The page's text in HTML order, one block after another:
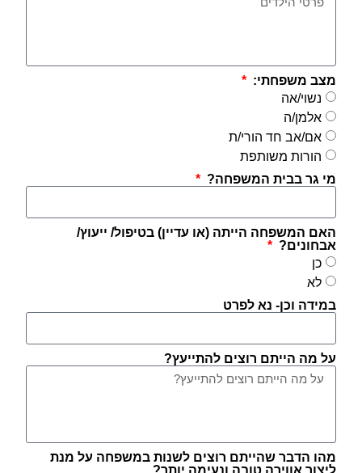
מצב משפחתי:
נשוי/אה
אלמן/ה
אם/אב חד הורי/ת
הורות משותפת
מי גר בבית המשפחה?
האם המשפחה הייתה (או עדיין) בטיפול/ ייעוץ/
אבחונים?
כן
לא
במידה וכן- נא לפרט
על מה הייתם רוצים להתייעץ?
מהו הדבר שהייתם רוצים לשנות במשפחה על מנת